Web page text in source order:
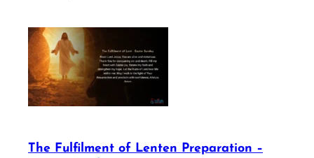
The Fulfilment of Lenten Preparation –